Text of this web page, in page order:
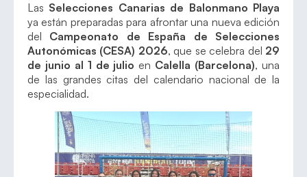
Las Selecciones Canarias de Balonmano Playa
ya están preparadas para afrontar una nueva edición
del Campeonato de España de Selecciones
Autonómicas (CESA) 2026, que se celebra del 29
de junio al 1 de julio en Calella (Barcelona), una
de las grandes citas del calendario nacional de la
especialidad.